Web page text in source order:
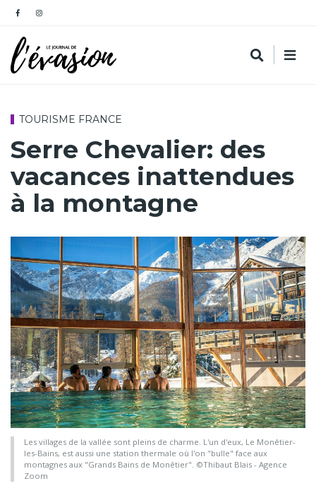
TOURISME FRANCE
Serre Chevalier: des
vacances inattendues
à la montagne
Les villages de la vallée sont pleins de charme. L'un d'eux, Le Monêtier-
les-Bains, est aussi une station thermale où l'on "bulle" face aux
montagnes aux "Grands Bains de Monêtier". ©Thibaut Blais - Agence
Zoom